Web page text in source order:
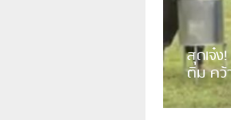
สุดเจ๋ง
ติม คว้